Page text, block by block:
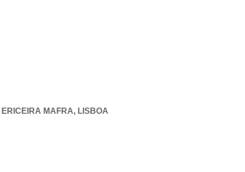
ERICEIRA MAFRA, LISBOA